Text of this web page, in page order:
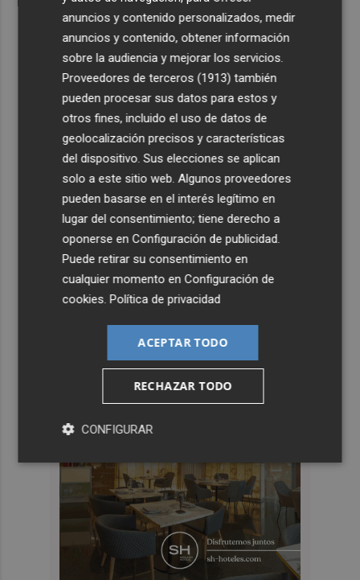
anuncios y contenido personalizados, medir
anuncios y contenido, obtener información
sobre la audiencia y mejorar los servicios.
Proveedores de terceros (1913) también
pueden procesar sus datos para estos y
otros fines, incluido el uso de datos de
geolocalización precisos y características
del dispositivo. Sus elecciones se aplican
solo a este sitio web. Algunos proveedores
pueden basarse en el interés legítimo en
lugar del consentimiento; tiene derecho a
oponerse enConfiguración de publicidad
Puede retirar su consentimiento en
cualquier momento enConfiguración de
cookies .Política de privacidad
ACEPTAR TODO
RECHAZAR TODO
CONFIGURAR